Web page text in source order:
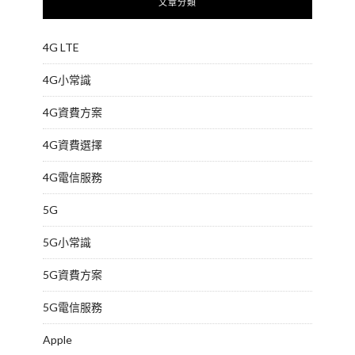
4G LTE
4G小常識
4G資費方案
4G資費選擇
4G電信服務
5G
5G小常識
5G資費方案
5G電信服務
Apple